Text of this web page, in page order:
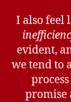
I also feel
evident,
we tend to
promise